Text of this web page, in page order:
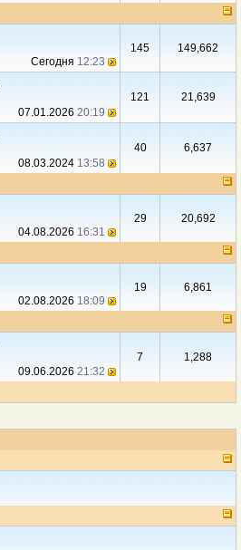
Сегодня 12:23
145 149,662
07.01.2026 20:19
121 21,639
08.03.2024 13:58
40 6,637
04.08.2026 16:31
29 20,692
02.08.2026 18:09
19 6,861
09.06.2026 21:32
7 1,288